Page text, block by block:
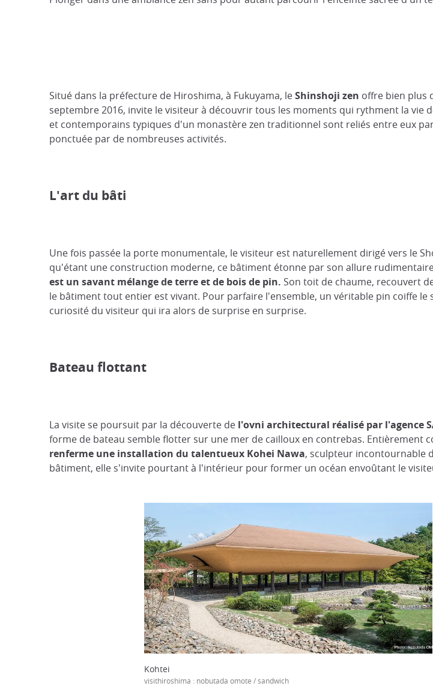
Situé dans la préfecture de Hiroshima, à Fukuyama, leShinshoji zen offre bien plus
septembre 2016, invite le visiteur à découvrir tous les moments qui rythment la vie
et contemporains typiques d'un monastère zen traditionnel sont reliés entre eux
ponctuée par de nombreuses activités.
L'art du bâti
Une fois passée la porte monumentale, le visiteur est naturellement dirigé vers le
qu'étant une construction moderne, ce bâtiment étonne par son allure
est un savant mélange de terre et de bois de pin. Son toit de chaume, recouvert
le bâtiment tout entier est vivant. Pour parfaire l'ensemble, un véritable pin coiffe
curiosité du visiteur qui ira alors de surprise en surprise.
Bateau flottant
La visite se poursuit par la découverte de l'ovni architectural réalisé par l'agence
forme de bateau semble flotter sur une mer de cailloux en contrebas. Entièrement
renferme une installation du talentueux Kohei Nawa, sculpteur incontournable
bâtiment, elle s'invite pourtant à l'intérieur pour former un océan envoûtant le
Kohtei
visithiroshima : nobutada omote / sandwich